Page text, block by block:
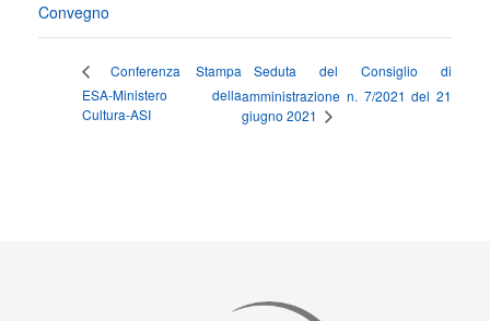
Convegno
Conferenza Stampa
ESA-Ministero della
Cultura-ASI
Seduta del Consiglio di
amministrazione n. 7/2021 del 21
giugno 2021